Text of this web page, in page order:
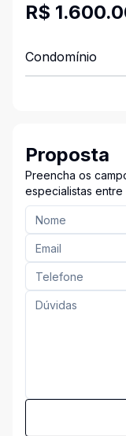
R$
Condomínio
Proposta
Preencha os
especialistas entre